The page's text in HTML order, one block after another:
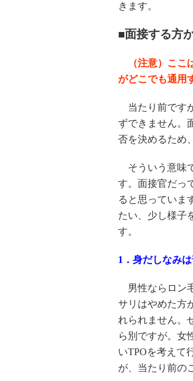
きます。
■面接する方
（注意）こ
がどこでも通用
当たり前です
ずできません。
否を決めるため
そういう意味
す。面接官だっ
ると思っていま
たい、少し様子
す。
1．身だしなみ
男性ならロン
サリはやめた方
れられません。
ら別ですが。女
いTPOを考えて
が、当たり前の